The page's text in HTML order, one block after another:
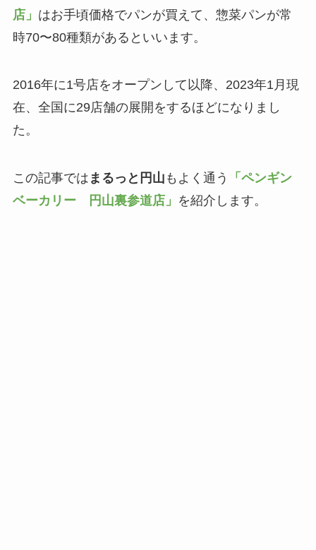
店」 はお手頃価格でパンが買えて、惣菜パンが常
時70〜80種類があるといいます。
2016年に1号店をオープンして以降、2023年1月現
在、全国に29店舗の展開をするほどになりまし
た。
この記事では まるっと円山 もよく通う
「ペンギン
ベーカリー 円山裏参道店」 を紹介します。